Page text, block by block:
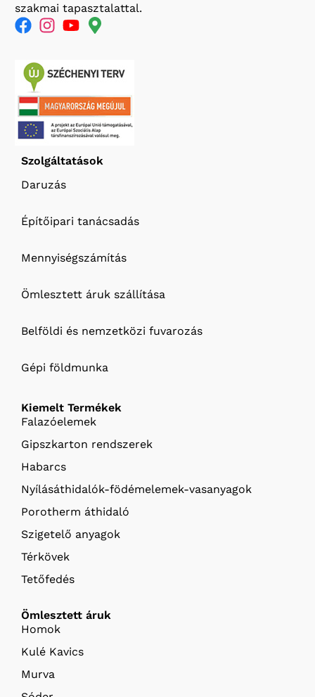
szakmai tapasztalattal.
Szolgáltatások
Daruzás
Építőipari tanácsadás
Mennyiségszámítás
Ömlesztett áruk szállítása
Belföldi és nemzetközi fuvarozás
Gépi földmunka
Kiemelt Termékek
Falazóelemek
Gipszkarton rendszerek
Habarcs
Nyílásáthidalók-födémelemek-vasanyagok
Porotherm áthidaló
Szigetelő anyagok
Térkövek
Tetőfedés
Ömlesztett áruk
Homok
Kulé Kavics
Murva